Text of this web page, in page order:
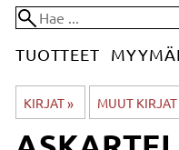
TUOTTEET
KIRJAT‪» MUUT KIRJAT